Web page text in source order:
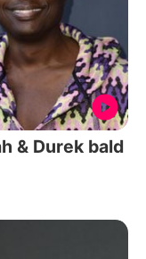
& Durek bald